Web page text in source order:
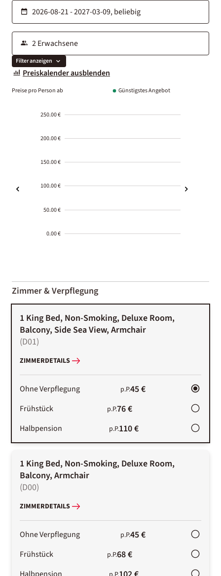
Filter anzeigen
Preiskalender ausblenden
Preise pro Person ab Günstigstes Angebot
250.00 €
200.00 €
150.00 €
100.00 €
50.00 €
0.00 €
01-02
Zimmer & Verpflegung
1 King Bed, Non-Smoking, Deluxe Room,
Balcony, Side Sea View, Armchair
(D01)
ZIMMERDETAILS
Ohne Verpflegung p.P.45 €
Frühstück p.P.76 €
Halbpension p.P.110 €
1 King Bed, Non-Smoking, Deluxe Room,
Balcony, Armchair
(D00)
ZIMMERDETAILS
Ohne Verpflegung p.P.45 €
Frühstück p.P.68 €